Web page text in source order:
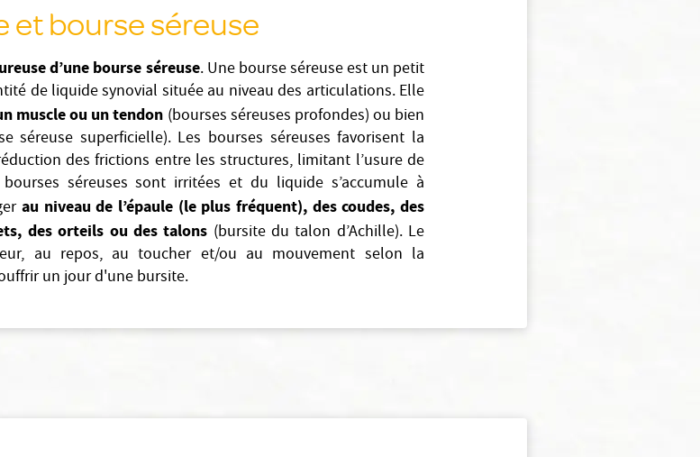
et bourse séreuse
d’une bourse séreuse. Une bourse séreuse est un petit
de liquide synovial située au niveau des articulations. Elle
muscle ou un tendon (bourses séreuses profondes) ou bien
superficielle). Les bourses séreuses favorisent la
des frictions entre les structures, limitant l’usure de
séreuses sont irritées et du liquide s’accumule à
au niveau de l’épaule (le plus fréquent), des coudes, des
des orteils ou des talons (bursite du talon d’Achille). Le
au repos, au toucher et/ou au mouvement selon la
un jour d'une bursite.